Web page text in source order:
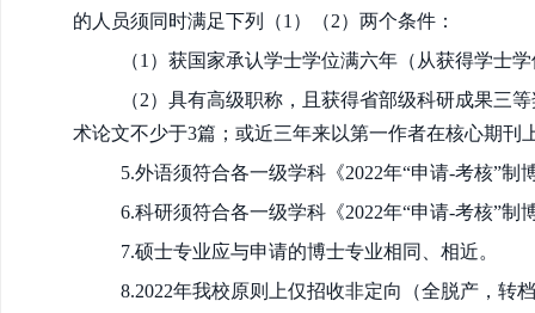
的人员须同时满足下列（1）（2）两个条件：
（1）获国家承认学士学位满六年（从获得学士
（2）具有高级职称，且获得省部级科研成果三
术论文不少于3篇；或近三年来以第一作者在核心期刊
5.外语须符合各一级学科《2022年“申请-考核”
6.科研须符合各一级学科《2022年“申请-考核”
7.硕士专业应与申请的博士专业相同、相近。
8.2022年我校原则上仅招收非定向（全脱产，转